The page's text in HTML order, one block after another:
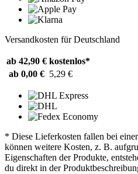
Versandkosten für Deutschland
ab 42,90 € kostenlos*
ab 0,00 € 5,29 €
* Diese Lieferkosten fallen bei
können weitere Kosten, z. B.
Eigenschaften der Produkte,
du direkt in der